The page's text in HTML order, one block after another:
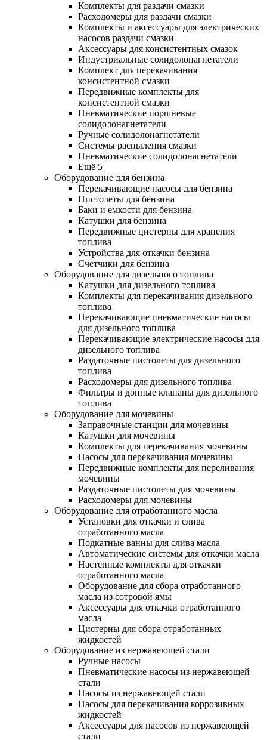
Комплекты для раздачи смазки
Расходомеры для раздачи смазки
Комплекты и аксессуары для электрических
насосов раздачи смазки
Аксессуары для консистентных смазок
Индустриальные солидолонагнетатели
Комплект для перекачивания
консистентной смазки
Передвижные комплекты для
консистентной смазки
Пневматические поршневые
солидолонагнетатели
Ручные солидолонагнетатели
Системы распыления смазки
Пневматические солидолонагнетатели
Ещё 5
Оборудование для бензина
Перекачивающие насосы для бензина
Пистолеты для бензина
Баки и емкости для бензина
Катушки для бензина
Передвижные цистерны для хранения
топлива
Устройства для откачки бензина
Счетчики для бензина
Оборудование для дизельного топлива
Катушки для дизельного топлива
Комплекты для перекачивания дизельного
топлива
Перекачивающие пневматические насосы
для дизельного топлива
Перекачивающие электрические насосы для
дизельного топлива
Раздаточные пистолеты для дизельного
топлива
Расходомеры для дизельного топлива
Фильтры и донные клапаны для дизельного
топлива
Оборудование для мочевины
Заправочные станции для мочевины
Катушки для мочевины
Комплекты для перекачивания мочевины
Насосы для перекачивания мочевины
Передвижные комплекты для переливания
мочевины
Раздаточные пистолеты для мочевины
Расходомеры для мочевины
Оборудование для отработанного масла
Установки для откачки и слива
отработанного масла
Подкатные ванны для слива масла
Автоматические системы для откачки масла
Настенные комплекты для откачки
отработанного масла
Оборудование для сбора отработанного
масла из сотровой ямы
Аксессуары для откачки отработанного
масла
Цистерны для сбора отработанных
жидкостей
Оборудование из нержавеющей стали
Ручные насосы
Пневматические насосы из нержавеющей
стали
Насосы из нержавеющей стали
Насосы для перекачивания коррозивных
жидкостей
Аксессуары для насосов из нержавеющей
стали